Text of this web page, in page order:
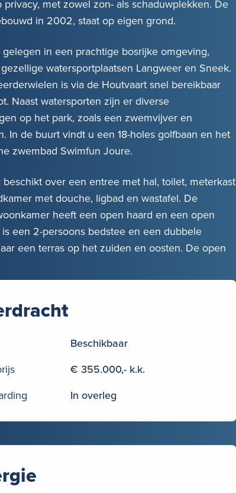
privacy, met zowel zon- als schaduwplekken. De
in 2002, staat op eigen grond.
gelegen in een prachtige bosrijke omgeving,
watersportplaatsen Langweer en Sneek.
is via de Houtvaart snel bereikbaar
Naast watersporten zijn er diverse
op het park, zoals een zwemvijver en
In de buurt vindt u een 18-holes golfbaan en het
zwembad Swimfun Joure.
over een entree met hal, toilet, meterkast
met douche, ligbad en wastafel. De
heeft een open haard en een open
een 2-persoons bedstee en een dubbele
een terras op het zuiden en oosten. De open
Beschikbaar
€ 355.000,- k.k.
In overleg